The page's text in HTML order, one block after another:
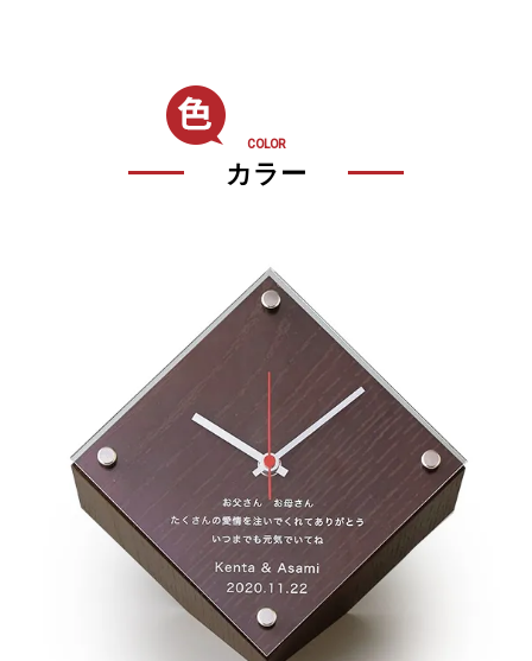
COLOR
カラー